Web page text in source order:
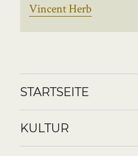
Vincent Herb
STARTSEITE
KULTUR